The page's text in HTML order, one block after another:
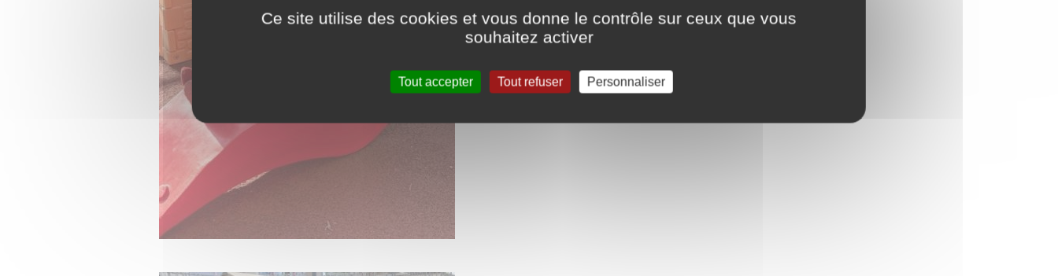
Ce site utilise des cookies et vous donne le contrôle sur ceux que vous
souhaitez activer
Tout accepter Tout refuser Personnaliser